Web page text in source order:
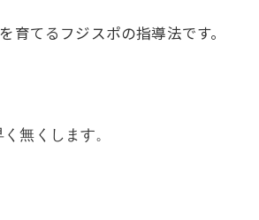
てるフジスポの指導法です。
無くします。